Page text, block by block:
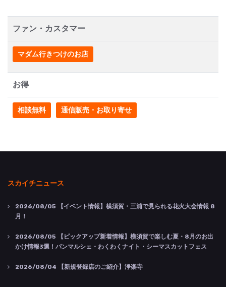
ファン・カスタマー
マダム行きつけのお店
お得
相談無料 通信販売・お取り寄せ
スカイチニュース
2026/08/05 【イベント情報】横須賀・三浦で見られる花火大会情報 8
月！
2026/08/05 【ピックアップ新着情報】横須賀で楽しむ夏・8月のお出
かけ情報3選！パンマルシェ・わくわくナイト・シーマスカットフェス
2026/08/04 【新規登録店のご紹介】浄楽寺